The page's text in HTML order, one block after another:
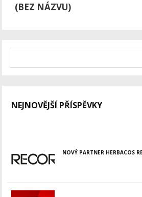
(BEZ NÁZVU)
NEJNOVĚJŠÍ PŘÍSPĚVKY
NOVÝ PARTNER HERBACOS